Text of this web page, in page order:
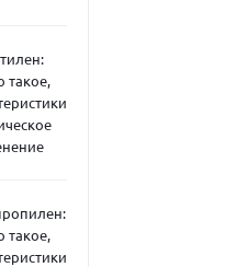
такое,
такое,